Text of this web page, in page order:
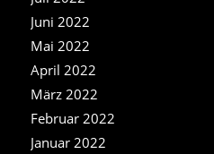
Juni 2022
Mai 2022
April 2022
März 2022
Februar 2022
Januar 2022